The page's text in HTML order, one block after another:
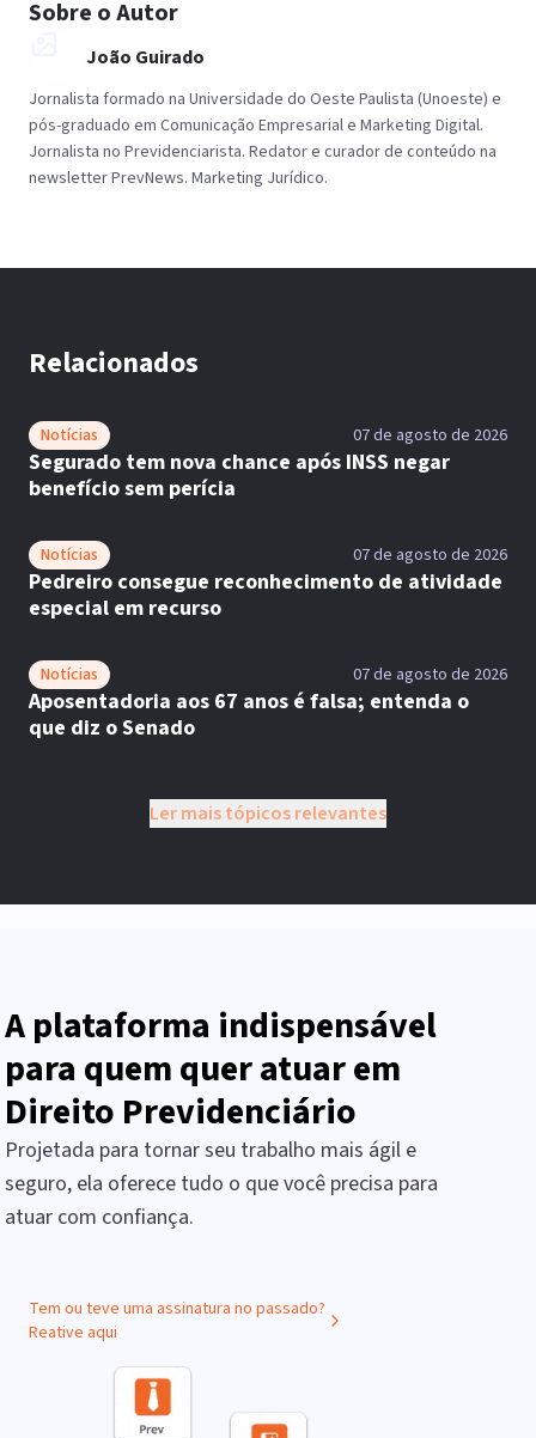
Sobre o Autor
João Guirado
Jornalista formado na Universidade do Oeste Paulista (Unoeste) e
pós-graduado em Comunicação Empresarial e Marketing Digital.
Jornalista no Previdenciarista. Redator e curador de conteúdo na
newsletter PrevNews. Marketing Jurídico.
Relacionados
Notícias 07 de agosto de 2026
Segurado tem nova chance após INSS negar
benefício sem perícia
Notícias 07 de agosto de 2026
Pedreiro consegue reconhecimento de atividade
especial em recurso
Notícias 07 de agosto de 2026
Aposentadoria aos 67 anos é falsa; entenda o
que diz o Senado
Ler mais tópicos relevantes
A plataforma indispensável
para quem quer atuar em
Direito Previdenciário
Projetada para tornar seu trabalho mais ágil e
seguro, ela oferece tudo o que você precisa para
atuar com confiança.
Tem ou teve uma assinatura no passado?
Reative aqui